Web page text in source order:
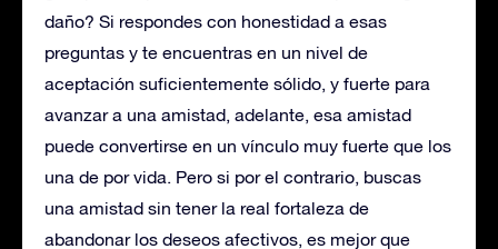
daño? Si respondes con honestidad a esas
preguntas y te encuentras en un nivel de
aceptación suficientemente sólido, y fuerte para
avanzar a una amistad, adelante, esa amistad
puede convertirse en un vínculo muy fuerte que los
una de por vida. Pero si por el contrario, buscas
una amistad sin tener la real fortaleza de
abandonar los deseos afectivos, es mejor que